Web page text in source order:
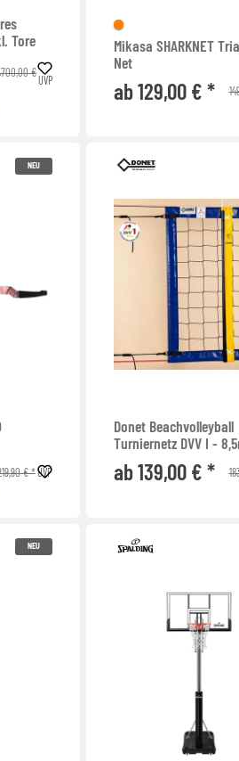
Tore
€
UVP
Mikasa SHARKNET
Net
ab 129,00 € *
NEU
€ *UVP
Donet Beachvolleyball
Turniernetz DVV I -
ab 139,00 € *
NEU